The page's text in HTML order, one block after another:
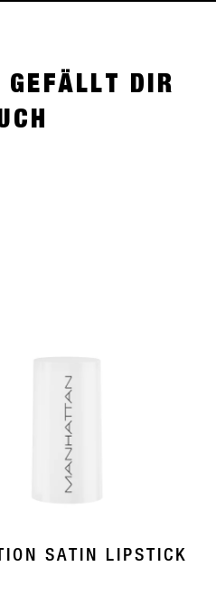
DIR
SATIN LIPSTICK